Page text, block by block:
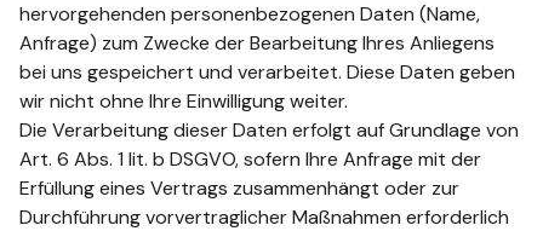
hervorgehenden personenbezogenen Daten (Name,
Anfrage) zum Zwecke der Bearbeitung Ihres Anliegens
bei uns gespeichert und verarbeitet. Diese Daten geben
wir nicht ohne Ihre Einwilligung weiter.
Die Verarbeitung dieser Daten erfolgt auf Grundlage von
Art. 6 Abs. 1 lit. b DSGVO, sofern Ihre Anfrage mit der
Erfüllung eines Vertrags zusammenhängt oder zur
Durchführung vorvertraglicher Maßnahmen erforderlich